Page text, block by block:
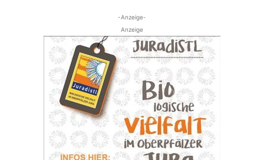
-Anzeige-
Anzeige